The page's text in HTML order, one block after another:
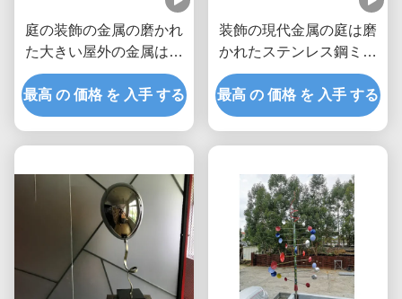
庭の装飾の金属の磨かれ
た大きい屋外の金属は低
下の彫刻を彫ります
最高 の 価格 を 入手 する
装飾の現代金属の庭は磨
かれたステンレス鋼ミラ
ーを彫ります
最高 の 価格 を 入手 する